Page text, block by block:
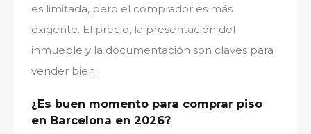
es limitada, pero el comprador es más
exigente. El precio, la presentación del
inmueble y la documentación son claves para
vender bien.
¿Es buen momento para comprar piso
en Barcelona en 2026?